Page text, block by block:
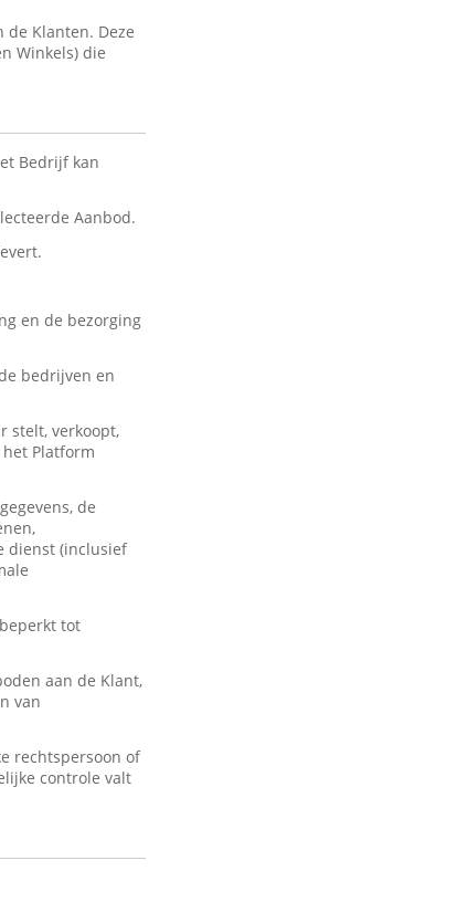
de Klanten. Deze
Winkels) die
Bedrijf kan
Aanbod.
en de bezorging
bedrijven en
stelt, verkoopt,
Platform
de
dienst (inclusief
tot
aan de Klant,
van
rechtspersoon of
controle valt